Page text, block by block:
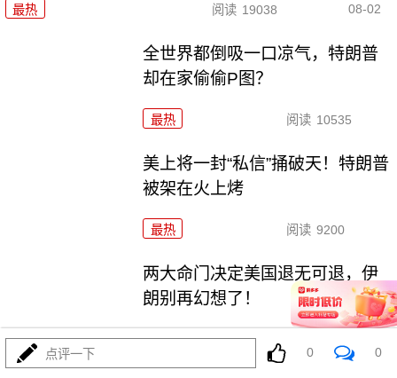
最热 阅读 19038 08-02
全世界都倒吸一口凉气，特朗普
却在家偷偷P图？
最热 阅读 10535
美上将一封“私信”捅破天！特朗普
被架在火上烤
最热 阅读 9200
两大命门决定美国退无可退，伊
朗别再幻想了！
最热
点评一下 0 0